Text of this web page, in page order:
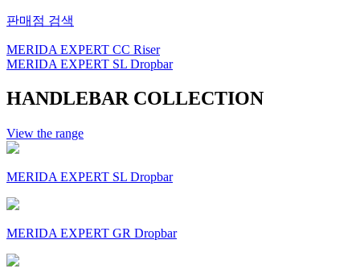
판매점 검색
MERIDA EXPERT CC Riser
MERIDA EXPERT SL Dropbar
HANDLEBAR COLLECTION
View the range
MERIDA EXPERT SL Dropbar
MERIDA EXPERT GR Dropbar